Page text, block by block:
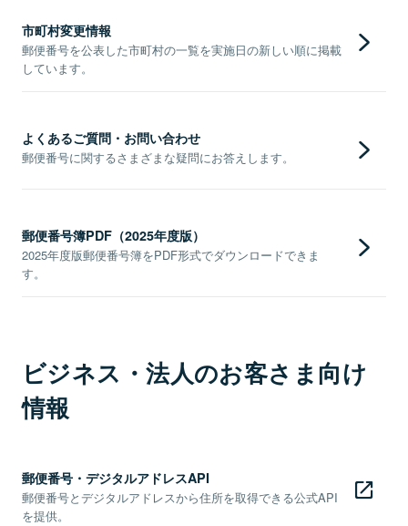
市町村変更情報
郵便番号を公表した市町村の一覧を実施日の新しい順に掲載
しています。
よくあるご質問・お問い合わせ
郵便番号に関するさまざまな疑問にお答えします。
郵便番号簿PDF（2025年度版）
2025年度版郵便番号簿をPDF形式でダウンロードできま
す。
ビジネス・法人のお客さま向け
情報
郵便番号・デジタルアドレスAPI
郵便番号とデジタルアドレスから住所を取得できる公式API
を提供。